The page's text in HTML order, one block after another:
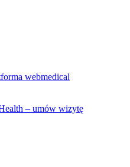
webmedical
– umów wizytę